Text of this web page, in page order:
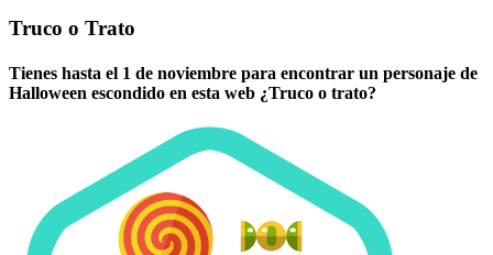
Truco o Trato
Tienes hasta el 1 de noviembre para encontrar un personaje de
Halloween escondido en esta web ¿Truco o trato?